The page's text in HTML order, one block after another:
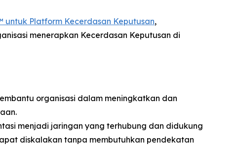
untuk Platform Kecerdasan Keputusan,
menerapkan Kecerdasan Keputusan di
organisasi dalam meningkatkan dan
menjadi jaringan yang terhubung dan didukung
diskalakan tanpa membutuhkan pendekatan